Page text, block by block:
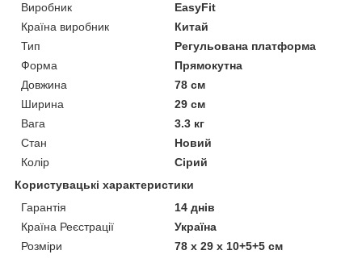
Виробник
EasyFit
Країна виробник
Китай
Тип
Регульована платформа
Форма
Прямокутна
Довжина
78 см
Ширина
29 см
Вага
3.3 кг
Стан
Новий
Колір
Сірий
Користувацькі характеристики
Гарантія
14 днів
Країна Реєстрації
Україна
Розміри
78 х 29 х 10+5+5 см